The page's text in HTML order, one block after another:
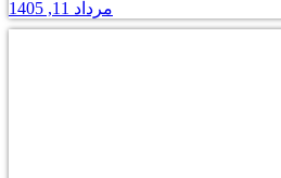
مرداد 11, 1405